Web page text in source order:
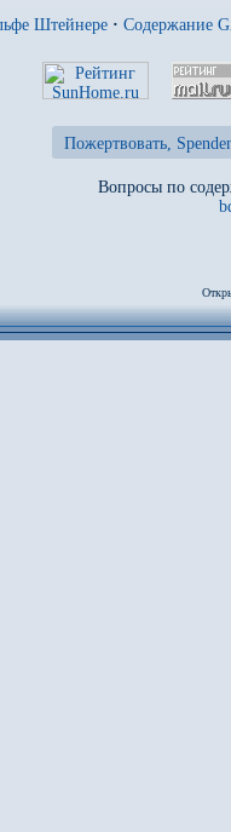
Штейнере · Содержание
Пожертвовать,
Вопросы по